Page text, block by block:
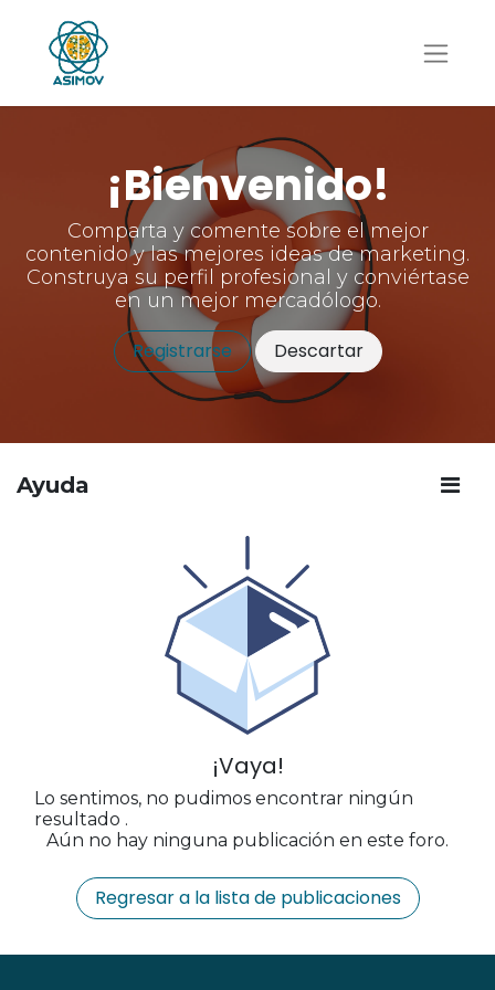
¡Bienvenido!
Comparta y comente sobre el mejor
contenido y las mejores ideas de marketing.
Construya su perfil profesional y conviértase
en un mejor mercadólogo.
Registrarse Descartar
Ayuda
¡Vaya!
Lo sentimos, no pudimos encontrar ningún
resultado .
Aún no hay ninguna publicación en este foro.
Regresar a la lista de publicaciones